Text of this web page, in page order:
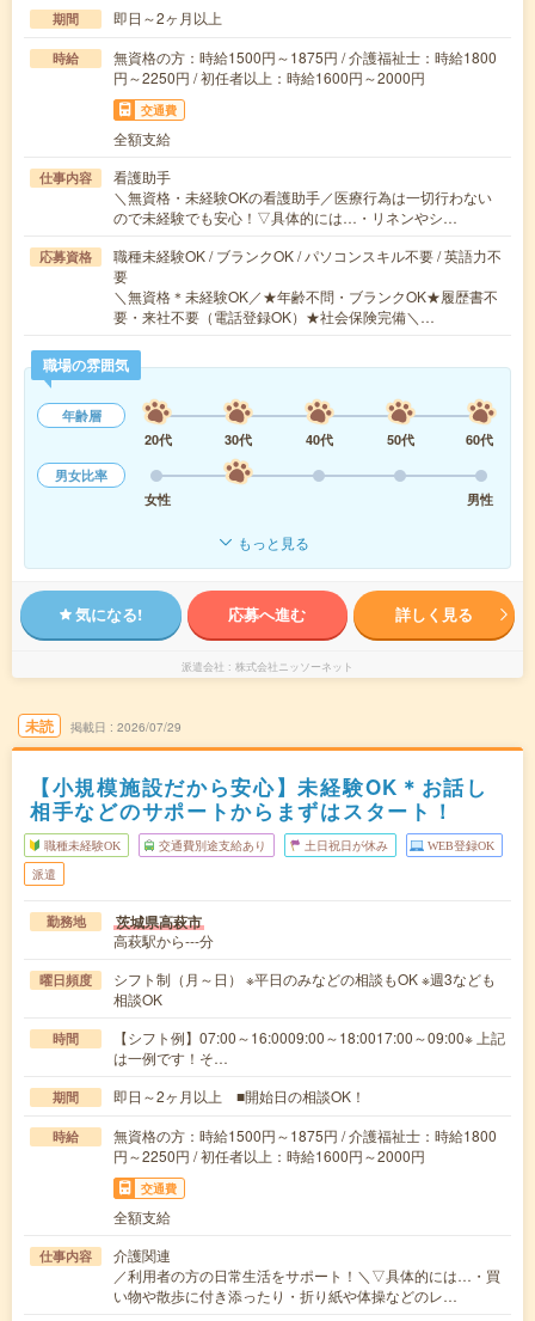
期間 即日～2ヶ月以上
時給
無資格の方：時給1500円～1875円 / 介護福祉士：時給1800
円～2250円 / 初任者以上：時給1600円～2000円
交通費
全額支給
仕事内容
看護助手
＼無資格・未経験OKの看護助手／医療行為は一切行わない
ので未経験でも安心！▽具体的には…・リネンやシ…
応募資格
職種未経験OK / ブランクOK / パソコンスキル不要 / 英語力不
要
＼無資格＊未経験OK／★年齢不問・ブランクOK★履歴書不
要・来社不要（電話登録OK）★社会保険完備＼…
職場の雰囲気
年齢層
20代
30代 40代 50代
60代
男女比率
女性
男性
もっと見る
気になる! 応募へ進む 詳しく見る
派遣会社 株式会社ニッソーネット
未読 掲載日 2026/07/29
【小規模施設だから安心】未経験OK＊お話し
相手などのサポートからまずはスタート！
職種未経験OK 交通費別途支給あり 土日祝日が休み WEB登録OK
派遣
勤務地 茨城県高萩市
高萩駅から---分
曜日頻度
シフト制（月～日） ※平日のみなどの相談もOK ※週3なども
相談OK
時間
【シフト例】07:00～16:0009:00～18:0017:00～09:00※ 上記
は一例です！そ…
期間 即日～2ヶ月以上 ■開始日の相談OK！
時給
無資格の方：時給1500円～1875円 / 介護福祉士：時給1800
円～2250円 / 初任者以上：時給1600円～2000円
交通費
全額支給
仕事内容
介護関連
／利用者の方の日常生活をサポート！＼▽具体的には…・買
い物や散歩に付き添ったり・折り紙や体操などのレ…